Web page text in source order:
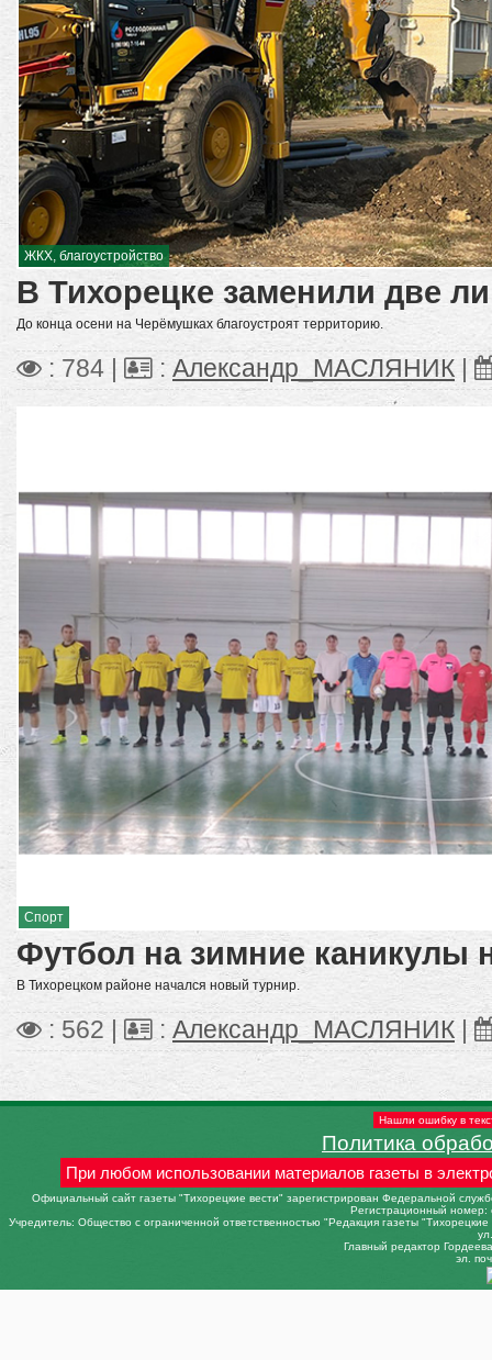
ЖКХ, благоустройство
В Тихорецке заменили две
До конца осени на Черёмушках благоустроят территорию.
: 784 | : Александр_МАСЛЯНИК |
Спорт
Футбол на зимние каникулы
В Тихорецком районе начался новый турнир.
: 562 | : Александр_МАСЛЯНИК |
Нашли ошибку в
Политика
При любом использовании материалов газеты в
Официальный сайт газеты "Тихорецкие вести" зарегистрирован Федеральной
Регистрационный
Учредитель: Общество с ограниченной ответственностью "Редакция газеты
Главный редактор
эл.